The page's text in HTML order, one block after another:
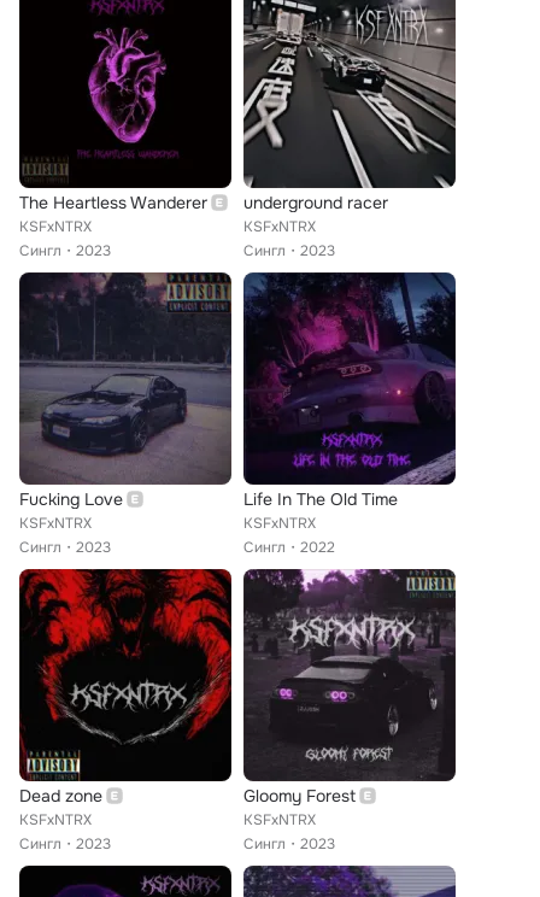
The Heartless Wanderer
KSFxNTRX
Сингл
2023
underground racer
KSFxNTRX
Сингл
2023
Fucking Love
KSFxNTRX
Сингл
2023
Life In The Old Time
KSFxNTRX
Сингл
2022
Dead zone
KSFxNTRX
Сингл
2023
Gloomy Forest
KSFxNTRX
Сингл
2023